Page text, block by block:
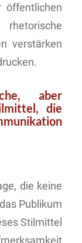
öffentlichen
verstärken
aber
die
die keine
Publikum
Stilmittel